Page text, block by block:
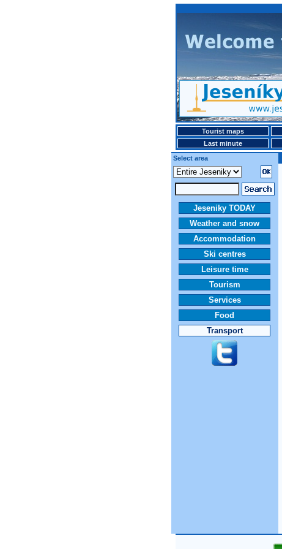
Tourist maps
Last minute
Select area
Jeseniky TODAY
Weather and snow
Accommodation
Ski centres
Leisure time
Tourism
Services
Food
Transport